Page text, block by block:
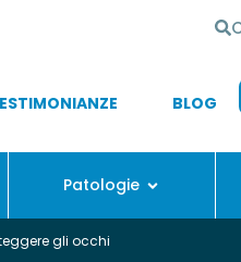
BLOG
Patologie
gli occhi